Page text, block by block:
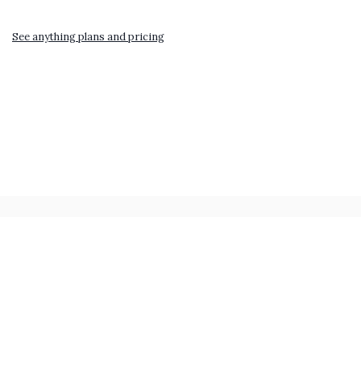
See anything plans and pricing